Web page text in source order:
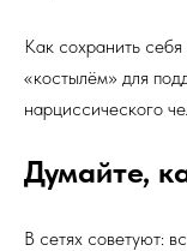
Как сохранить
«костылём» для
нарциссического
Думайте,
В сетях советуют: